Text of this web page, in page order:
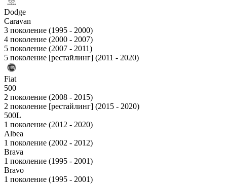
Dodge
Caravan
3 поколение (1995 - 2000)
4 поколение (2000 - 2007)
5 поколение (2007 - 2011)
5 поколение [рестайлинг] (2011 - 2020)
Fiat
500
2 поколение (2008 - 2015)
2 поколение [рестайлинг] (2015 - 2020)
500L
1 поколение (2012 - 2020)
Albea
1 поколение (2002 - 2012)
Brava
1 поколение (1995 - 2001)
Bravo
1 поколение (1995 - 2001)